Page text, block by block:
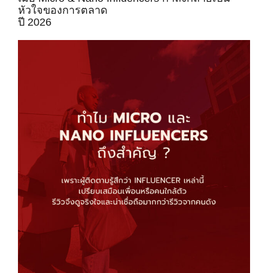
หัวใจของการตลาด
ปี 2026